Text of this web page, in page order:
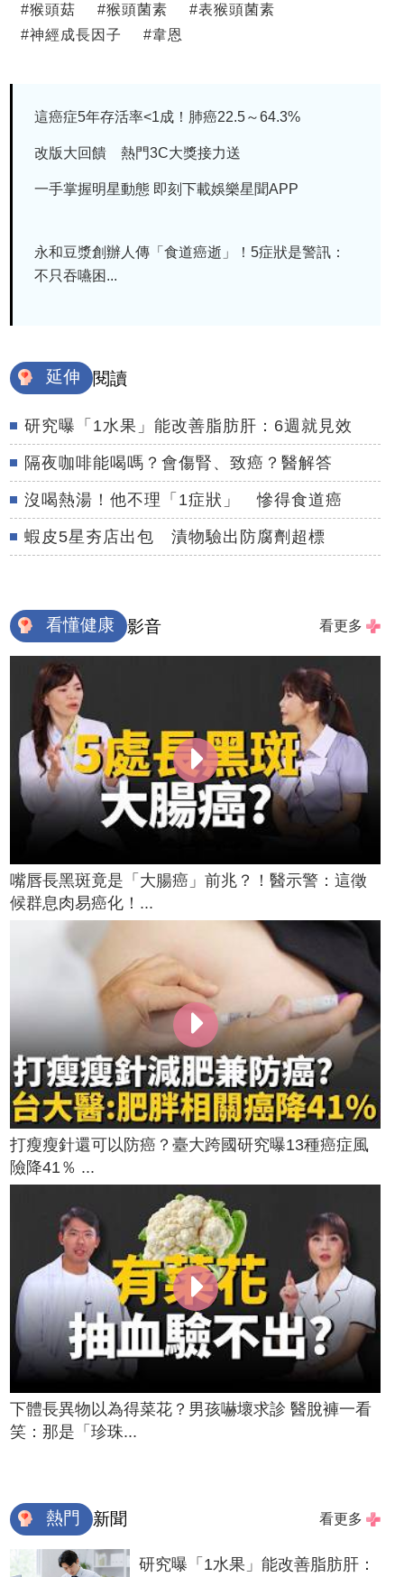
#猴頭菇 #猴頭菌素 #表猴頭菌素
#神經成長因子 #韋恩
這癌症5年存活率<1成！肺癌22.5～64.3%
改版大回饋 熱門3C大獎接力送
一手掌握明星動態 即刻下載娛樂星聞APP
永和豆漿創辦人傳「食道癌逝」！5症狀是警訊：
不只吞嚥困...
延伸 閱讀
研究曝「1水果」能改善脂肪肝：6週就見效
隔夜咖啡能喝嗎？會傷腎、致癌？醫解答
沒喝熱湯！他不理「1症狀」 慘得食道癌
蝦皮5星夯店出包 漬物驗出防腐劑超標
看懂健康 影音 看更多
嘴唇長黑斑竟是「大腸癌」前兆？！醫示警：這徵
候群息肉易癌化！...
打瘦瘦針還可以防癌？臺大跨國研究曝13種癌症風
險降41％ ...
下體長異物以為得菜花？男孩嚇壞求診 醫脫褲一看
笑：那是「珍珠...
熱門 新聞 看更多
研究曝「1水果」能改善脂肪肝：